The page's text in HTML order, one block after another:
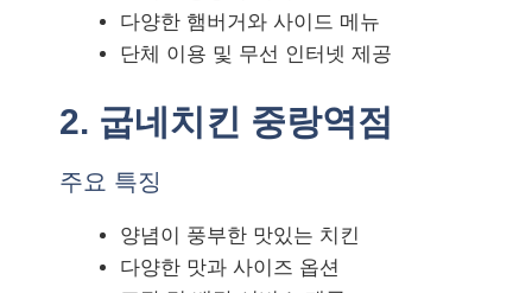
다양한 햄버거와 사이드 메뉴
단체 이용 및 무선 인터넷 제공
2. 굽네치킨 중랑역점
주요 특징
양념이 풍부한 맛있는 치킨
다양한 맛과 사이즈 옵션